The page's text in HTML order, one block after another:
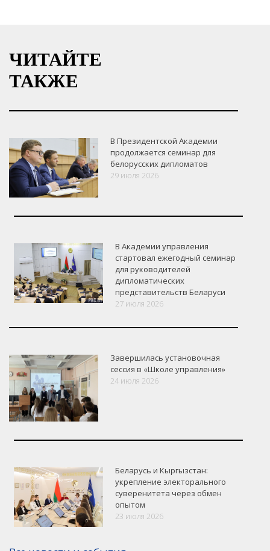
Версия для печати
ЧИТАЙТЕ
ТАКЖЕ
В Президентской Академии
продолжается семинар для
белорусских дипломатов
29 июля 2026
В Академии управления
стартовал ежегодный семинар
для руководителей
дипломатических
представительств Беларуси
27 июля 2026
Завершилась установочная
сессия в «Школе управления»
24 июля 2026
Беларусь и Кыргызстан:
укрепление электорального
суверенитета через обмен
опытом
23 июля 2026